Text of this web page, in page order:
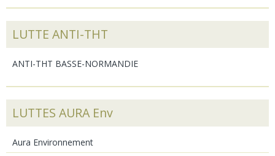
LUTTE ANTI-THT
ANTI-THT BASSE-NORMANDIE
LUTTES AURA Env
Aura Environnement